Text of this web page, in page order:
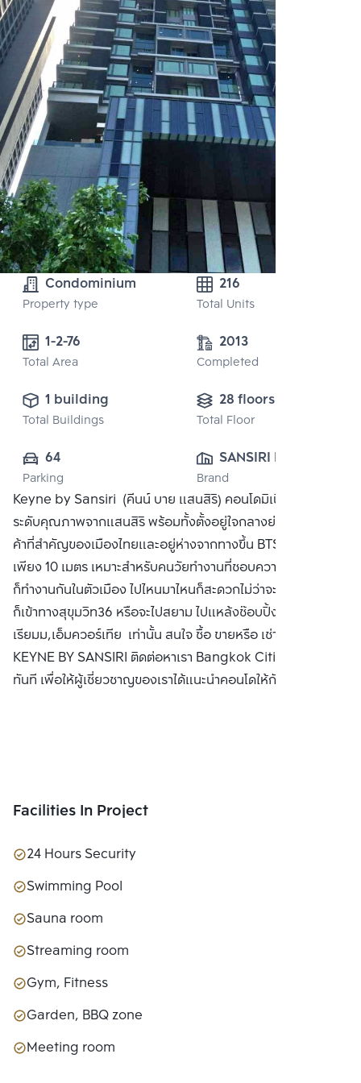
Condominium
Property type
216
Total Units
1-2-76
Total Area
2013
Completed
1 building
Total Buildings
28 floors
Total Floor
64
Parking
SANSIRI PUBLIC
CO., LTD.
Brand
Keyne by Sansiri (คีนน์ บาย แสนสิริ) คอนโดมิเนียมพร้อมอยู่
ระดับคุณภาพจากแสนสิริ พร้อมทั้งตั้งอยู่ใจกลางย่านธุรกิจการ
ค้าที่สำคัญของเมืองไทยและอยู่ห่างจากทางขึ้น BTS ทองหล่อ
เพียง 10 เมตร เหมาะสำหรับคนวัยทำงานที่ชอบความสะดวกแล้ว
ก็ทำงานกันในตัวเมือง ไปไหนมาไหนก็สะดวกไม่ว่าจะเป็นพระราม4
ก็เข้าทางสุขุมวิท36 หรือจะไปสยาม ไปแหล้งช๊อบปิ้งอย่าง เอ็มโพ
เรียมม,เอ็มควอร์เทีย เท่านั้น สนใจ ซื้อ ขายหรือ เช่า คอนโด
KEYNE BY SANSIRI ติดต่อหาเรา Bangkok CitiSmart ได้
ทันที เพื่อให้ผู้เชี่ยวชาญของเราได้แนะนำคอนโดให้กับท่าน
Facilities In Project
24 Hours Security
Swimming Pool
Sauna room
Streaming room
Gym, Fitness
Garden, BBQ zone
Meeting room